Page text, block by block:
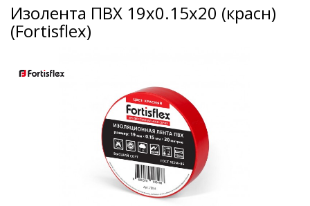
Изолента ПВХ 19х0.15х20 (красн)
(Fortisflex)